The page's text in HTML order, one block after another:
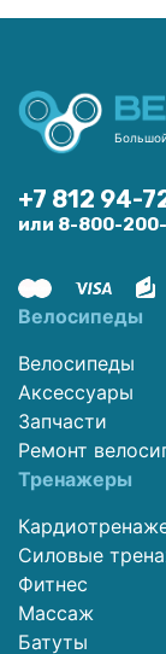
+7 812 94-
или 8-800-
Велосипеды
Велосипеды
Аксессуары
Запчасти
Ремонт
Тренажеры
Силовые
Фитнес
Массаж
Батуты